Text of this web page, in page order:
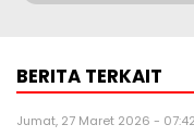
BERITA TERKAIT
Jumat, 27 Maret 2026 -